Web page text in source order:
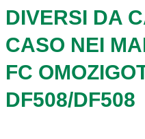
DIVERSI DA
CASO NEI
FC
DF508/DF508